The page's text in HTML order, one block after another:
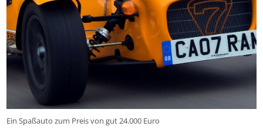
Ein Spaßauto zum Preis von gut 24.000 Euro